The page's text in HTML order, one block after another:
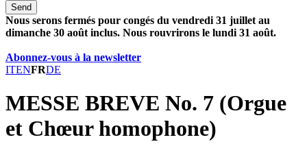
Send
Nous serons fermés pour congés du vendredi 31 juillet au
dimanche 30 août inclus. Nous rouvrirons le lundi 31 août.
Abonnez-vous à la newsletter
ITENFRDE
MESSE BREVE No. 7 (Orgue
et Chœur homophone)